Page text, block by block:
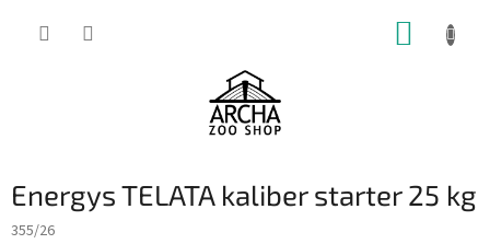
Energys TELATA kaliber starter 25 kg
355/26